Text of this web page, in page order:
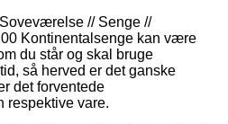
// Senge //
Kontinentalsenge kan være
du står og skal bruge
så herved er det ganske
det forventede
respektive vare.